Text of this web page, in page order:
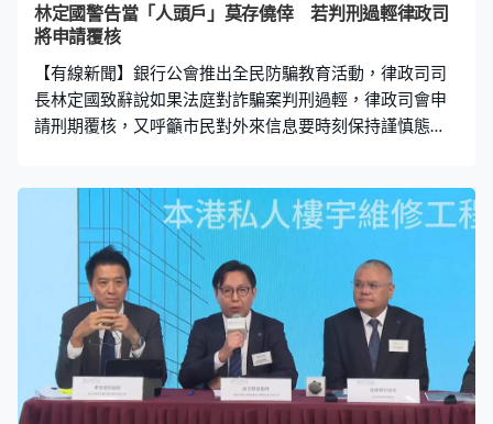
林定國警告當「人頭戶」莫存僥倖 若判刑過輕律政司
將申請覆核
【有線新聞】銀行公會推出全民防騙教育活動，律政司司
長林定國致辭說如果法庭對詐騙案判刑過輕，律政司會申
請刑期覆核，又呼籲市民對外來信息要時刻保持謹慎態
這類案件的確會判處具阻嚇性刑罰，但假如法庭判刑明顯
過輕或者是原則上犯錯的話，律政司是會向上訴法庭申請
刑期覆核。很多犯案手法都不過是舊酒新瓶，大家千萬不
要高估自己，要有『我絕對有機會被騙』的心理準備，任
何事情應該要保持謹慎、懷疑的態度。」